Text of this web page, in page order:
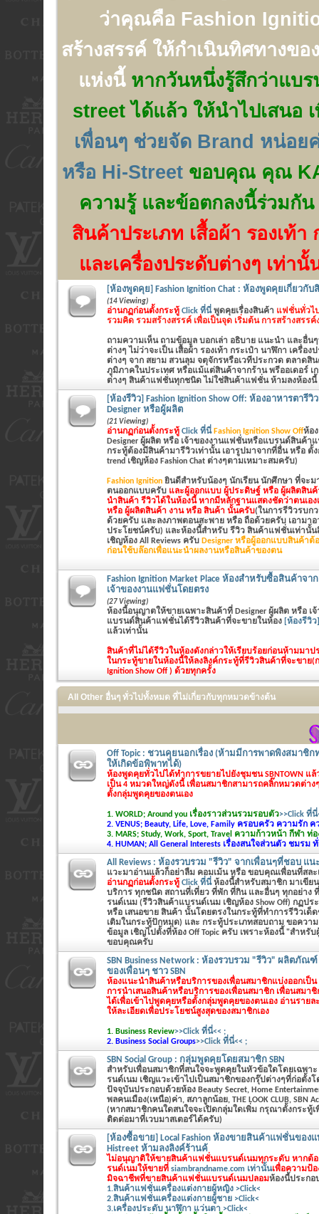
ว่าคุณคือ Fashion
สร้างสรรค์ ให้กำเนินทิศทางข
แห่งนี้ หากวันหนึ่งรู้สึกว่าแบ
street ได้แล้ว ให้นำไปเสนอ
เพื่อนๆ ช่วยจัด Brand หน่อย
หรือ Hi-Streetขอบคุณ คุณ
ความรู้ และข้อตกลงนี้ร่วมกัน
สินค้าประเภท เสื้อผ้า รองเท้า
และเครื่องประดับต่างๆ เท่านั้
[ห้องพูดคุย] Fashion Ignition Chat : ห้องพูดคุยเกี่ยวกั
(14 Viewing)
อ่านกฏก่อนตั้งกระทู้ Click ที่นี่ พูดคุยเรื่องสินค้าแฟชั่นทั่วไป
รวมคิด รวมสร้างสรรค์ เพื่อเป็นจุด เริ่มต้น การสร้างสรร
ถามความเห็น ถามข้อมูล บอกเล่า อธิบาย แนะนำ และอื่น
ต่างๆ ไม่ว่าจะเป็นเสื้อผ้า รองเท้า กระเป๋า นาฬิกา เครื่อง
ต่างๆ จาก สยาม สวนลุม จตุจักรหรือเวทีประกวด ตลาดสิ
ภูมิภาคในประเทศ หรือแม้แต่สินค้าจากร้าน พรีออเดอร์ เ
ต่างๆ สินค้าแฟชั่นทุกชนิด ไม่ใช่สินค้าแฟชั่น ห้ามลงห้องนี้
[ห้องรีวิว] Fashion Ignition Show Off: ห้องอาหารตารี
Designer หรือผู้ผลิต
(21 Viewing)
อ่านกฏก่อนตั้งกระทู้ Click ที่นี่ Fashion Ignition Show Offห้อ
Designer ผู้ผลิต หรือ เจ้าของงานแฟชั่นหรือแบรนด์สินค้า
กระทู้ต้องมีสินค้ามารีวิวเท่านั้น เอารูปมาจากที่อื่น หรือ ตั้
trend เชิญห้อง Fashion Chat ต่างๆตามเหมาะสมครับ)
Fashion Ignitionยินดีสำหรับน้องๆ นักเรียน นักศึกษา ที่จะม
ตนออกแบบครับ และผู้ออกแบบ ผู้ประดิษฐ์ หรือ ผู้ผลิตสินค้า
นำสินค้า รีวิวได้ในห้องนี้ หากมีหลักฐานแสดงชัดว่าตนเอ
หรือ ผู้ผลิตสินค้า งาน หรือ สินค้า นั้นครับ(ในการรีวิวรบก
ด้วยครับ และลงภาพตอนสะพาย หรือ ถือด้วยครับ เอามาอ
ประโยชน์ครับ) และห้องนี้สำหรับ รีวิว สินค้าแฟชั่นเท่านั้
เชิญห้อง All Reviews ครับ Designer หรือผู้ออกแบบสินค้า
ก่อนใช้บล๊อกเพื่อแนะนำผลงานหรือสินค้าของตน
Fashion Ignition Market Place ห้องสำหรับซื้อสินค้าจา
เจ้าของงานแฟชั่นโดยตรง
(27 Viewing)
ห้องนี้อนุญาตให้ขายเฉพาะสินค้าที่ Designer ผู้ผลิต หรือ เ
แบรนด์สินค้าแฟชั่นได้รีวิวสินค้าที่จะขายในห้อง [ห้องรีวิว]
แล้วเท่านั้น
สินค้าที่ไม่ได้รีวิวในห้องดังกล่าวให้เรียบร้อยก่อนห้ามมาป
ในกระทู้ขายในห้องนี้ให้ลงลิงค์กระทู้ที่รีวิวสินค้าที่จะขาย(ก
Ignition Show Off ) ด้วยทุกครั้ง
All Other อื่นๆ ทั่วไปทั้งหมด ที่ไม่เกี่ยวกับทุกหมวดข้างต้น
Off Topic : ชวนคุยนอกเรื่อง (ห้ามมีการพาดพิงสมาชิ
ให้เกิดข้อพิพาทได้)
ห้องพูดคุยทั่วไปได้ทำการขยายไปยังชุมชน SBNTOWN แ
เป็น 4 หมวดใหญ่ดังนี้ เพื่อนสมาชิกสามารถคลิ๊กหมวดต่าง
ตั้งกลุ่มพูดคุยของตนเอง
1. WORLD; Around you เรื่องราวส่วนรวมรอบตัว>>Click ที่นี่
2. VENUS; Beauty, Life, Love, Family ครอบครัว ความรัก
3. MARS; Study, Work, Sport, Travel ความก้าวหน้า กีฬา ท่อ
4. HUMAN; All General Interests เรื่องสนใจส่วนตัว ชมรม
All Reviews : ห้องรวบรวม "รีวิว" จากเพื่อนๆที่ชอบ แน
แวะมาอ่านแล้วก็อย่าลืม คอมเม้น หรือ ขอบคุณเพื่อนที่สล
อ่านกฏก่อนตั้งกระทู้ Click ที่นี่ ห้องนี้สำหรับสมาชิก มาเขีย
บริการ ทุกชนิด สถานที่เที่ยว ที่พัก ที่กิน และอื่นๆ ทุกอย่าง
รนด์เนม (รีวิวสินค้าแบรนด์เนม เชิญห้อง Show Off) กฏปร
หรือ เสนอขาย สินค้า นั้นโดยตรงในกระทู้ที่ทำการรีวิวเด็
เติมในกระทู้ปักหมุด) และ กระทู้ประเภทสอบถาม ขอควา
ข้อมูล เชิญไปตั้งที่ห้อง Off Topic ครับ เพราะห้องนี้ "สำหรั
ขอบคุณครับ
SBN Business Network : ห้องรวบรวม "รีวิว" ผลิตภัณ
ของเพื่อนๆ ชาว SBN
ห้องแนะนำสินค้าหรือบริการของเพื่อนสมาชิกแบ่งออกเป็
การนำเสนอสินค้าหรือบริการของเพื่อนสมาชิก เพื่อนสมา
ได้เพื่อเข้าไปพูดคุยหรือตั้งกลุ่มพูดคุยของตนเอง อ่านรายล
ให้ละเอียดเพื่อประโยชน์สูงสุดของสมาชิกเอง
1. Business Review>>Click ที่นี่<< ;
2. Business Social Groups>>Click ที่นี่<< ;
SBN Social Group : กลุ่มพูดคุยโดยสมาชิก SBN
สำหรับเพื่อนสมาชิกที่สนใจจะพูดคุยในหัวข้อใดโดยเฉพา
รนด์เนม เชิญแวะเข้าไปเป็นสมาชิกของกรุ๊ปต่างๆที่ก่อตั้งโ
ปัจจุบันประกอบด้วยห้อง Beauty Secret, Home
พลคนเมือง(เหนือ)ค่า, สภาลูกน้อย, THE LOOK CLUB, SBN
(หากสมาชิกคนใดสนใจจะเปิดกลุ่มใดเพิ่ม กรุณาตั้งกระทู้
ติดต่อมาที่เวบมาสเตอร์ได้ครับ)
[ห้องซื้อขาย] Local Fashion ห้องขายสินค้าแฟชั่นของแ
Histreet ห้ามลงลิงค์ร้านค้
ไม่อนุญาติให้ขายสินค้าแฟชั่นแบรนด์เนมทุกระดับ หากต้
รนด์เนมให้ขายที่ siambrandname.com เท่านั้นเพื่อความป้อ
มิจฉาชีพที่ขายสินค้าแฟชั่นแบรนด์เนมปลอมห้องนี้ประกอ
1.สินค้าแฟชั่นเครื่องแต่งกายผู้หญิง >Click<
2.สินค้าแฟชั่นเครื่องแต่งกายผู้ชาย >Click<
3.เครื่องประดับ นาฬิกา แว่นตา >Click<